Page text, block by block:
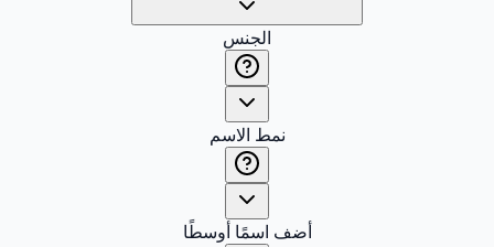
الجنس
نمط الاسم
أضف اسمًا أوسطًا